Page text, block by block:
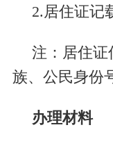
2.居住证记
注：居住证
族、公民身份
办理材料